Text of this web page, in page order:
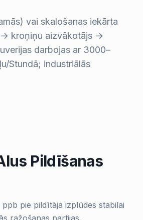
vai skalošanas iekārta
kroņiņu aizvākotājs →
darbojas ar 3000–
Stundā; industriālās
Pildīšanas
pie pildītāja izplūdes stabilai
ražošanas partijas.